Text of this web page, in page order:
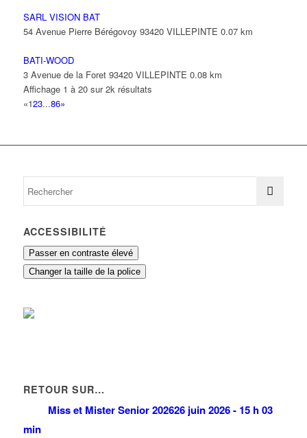
SARL VISION BAT
54 Avenue Pierre Bérégovoy 93420 VILLEPINTE 0.07 km
BATI-WOOD
3 Avenue de la Foret 93420 VILLEPINTE 0.08 km
Affichage 1 à 20 sur 2k résultats
«123...86»
ACCESSIBILITÉ
Passer en contraste élevé
Changer la taille de la police
RETOUR SUR…
Miss et Mister Senior 202626 juin 2026 - 15 h 03
min